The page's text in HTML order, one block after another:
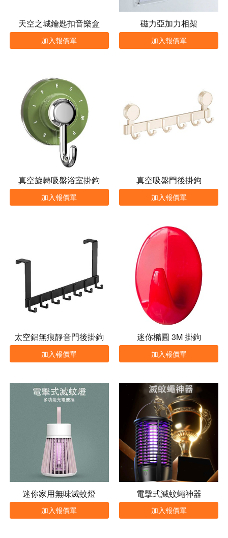
天空之城鑰匙扣音樂盒
加入報價單
磁力亞加力相架
加入報價單
真空旋轉吸盤浴室掛鉤
加入報價單
真空吸盤門後掛鉤
加入報價單
太空鋁無痕靜音門後掛鉤
加入報價單
迷你橢圓 3M 掛鉤
加入報價單
迷你家用無味滅蚊燈
加入報價單
電擊式滅蚊蠅神器
加入報價單